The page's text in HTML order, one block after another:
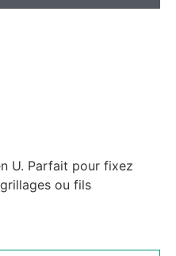
U. Parfait pour fixez
ou fils